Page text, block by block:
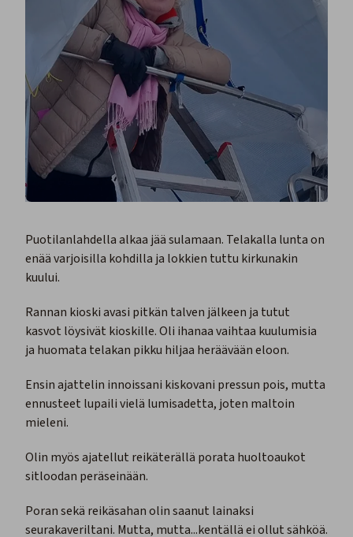
Puotilanlahdella alkaa jää sulamaan. Telakalla lunta on
enää varjoisilla kohdilla ja lokkien tuttu kirkunakin
kuului.
Rannan kioski avasi pitkän talven jälkeen ja tutut
kasvot löysivät kioskille. Oli ihanaa vaihtaa kuulumisia
ja huomata telakan pikku hiljaa heräävään eloon.
Ensin ajattelin innoissani kiskovani pressun pois, mutta
ennusteet lupaili vielä lumisadetta, joten maltoin
mieleni.
Olin myös ajatellut reikäterällä porata huoltoaukot
sitloodan peräseinään.
Poran sekä reikäsahan olin saanut lainaksi
seurakaveriltani. Mutta, mutta...kentällä ei ollut sähköä.